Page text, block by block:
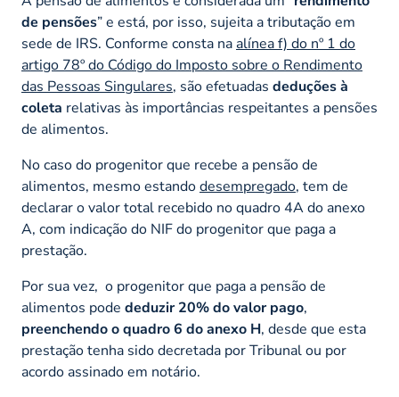
de pensões” e está, por isso, sujeita a tributação em
sede de IRS. Conforme consta naalínea f) do nº 1 do
artigo 78º do Código do Imposto sobre o Rendimento
das Pessoas Singulares, são efetuadas deduções à
coleta relativas às importâncias respeitantes a pensões
de alimentos.
No caso do progenitor que recebe a pensão de
alimentos, mesmo estandodesempregado, tem de
declarar o valor total recebido no quadro 4A do anexo
A, com indicação do NIF do progenitor que paga a
prestação.
Por sua vez, o progenitor que paga a pensão de
alimentos pode deduzir 20% do valor pago,
preenchendo o quadro 6 do anexo H, desde que esta
prestação tenha sido decretada por Tribunal ou por
acordo assinado em notário.